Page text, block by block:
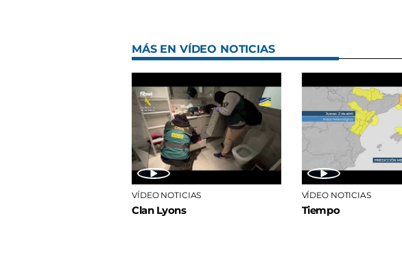
MÁS EN VÍDEO NOTICIAS
VÍDEO NOTICIAS
Clan Lyons
VÍDEO NOTICIAS
Tiempo